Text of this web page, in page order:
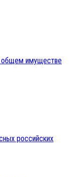
общем имуществе
российских